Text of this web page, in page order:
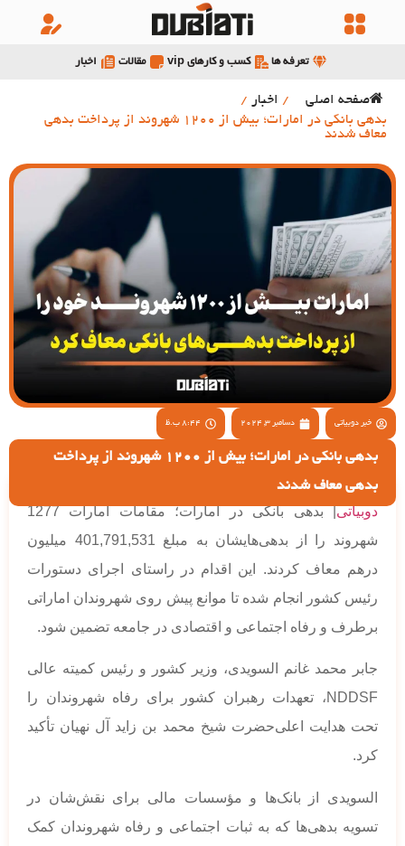
تعرفه ها کسب و کارهای vip مقالات اخبار
صفحه اصلی / اخبار /
بدهی بانکی در امارات؛ بیش از 1200 شهروند از پرداخت بدهی
معاف شدند
خبر دوبیاتی دسامبر 3, 2024 8:44 ب.ظ
بدهی بانکی در امارات؛ بیش از 1200 شهروند از پرداخت
بدهی معاف شدند
دوبیاتی
| بدهی بانکی در امارات؛ مقامات امارات 1277
شهروند را از بدهی‌هایشان به مبلغ 401,791,531 میلیون
درهم معاف کردند. این اقدام در راستای اجرای دستورات
رئیس کشور انجام شده تا موانع پیش روی شهروندان اماراتی
برطرف و رفاه اجتماعی و اقتصادی در جامعه تضمین شود.
جابر محمد غانم السویدی، وزیر کشور و رئیس کمیته عالی
NDDSF، تعهدات رهبران کشور برای رفاه شهروندان را
تحت هدایت اعلی‌حضرت شیخ محمد بن زاید آل نهیان تأکید
کرد.
السویدی از بانک‌ها و مؤسسات مالی برای نقش‌شان در
تسویه بدهی‌ها که به ثبات اجتماعی و رفاه شهروندان کمک